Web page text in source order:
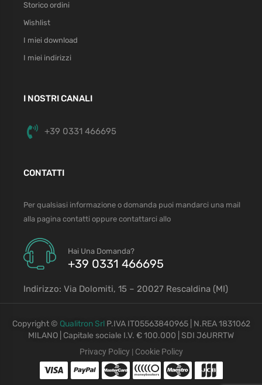
Storico ordini
Wishlist
I miei download
I miei indirizzi
I NOSTRI CANALI
+39 0331 466695
CONTATTI
Per qualsiasi informazione o domanda puoi mandarci una mail
alla pagina contatti oppure contattarci allo
Hai Una Domanda?
+39 0331 466695
Indirizzo: Via Dolomiti, 15 – 20027 Rescaldina (MI)
Copyright © Qualitron SrlP.IVA IT05563840965 | N.REA 1831062
MILANO | Capitale sociale I.V. € 100.000 | SDI J6URRTW
Privacy Policy| Cookie Policy